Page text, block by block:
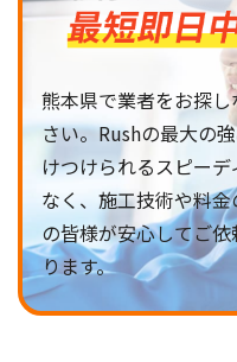
熊本県で業者をお探
さい。Rushの最大の
けつけられるスピー
なく、施工技術や料
の皆様が安心してご
ります。